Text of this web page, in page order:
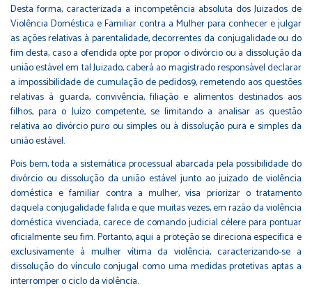
Desta forma, caracterizada a incompetência absoluta dos Juizados de
Violência Doméstica e Familiar contra a Mulher para conhecer e julgar
as ações relativas à parentalidade, decorrentes da conjugalidade ou do
fim desta, caso a ofendida opte por propor o divórcio ou a dissolução da
união estável em tal Juizado, caberá ao magistrado responsável declarar
a impossibilidade de cumulação de pedidos9, remetendo aos questões
relativas à guarda, convivência, filiação e alimentos destinados aos
filhos, para o Juízo competente, se limitando a analisar as questão
relativa ao divórcio puro ou simples ou à dissolução pura e simples da
união estável.
Pois bem, toda a sistemática processual abarcada pela possibilidade do
divórcio ou dissolução da união estável junto ao juizado de violência
doméstica e familiar contra a mulher, visa priorizar o tratamento
daquela conjugalidade falida e que muitas vezes, em razão da violência
doméstica vivenciada, carece de comando judicial célere para pontuar
oficialmente seu fim. Portanto, aqui a proteção se direciona especifica e
exclusivamente à mulher vítima da violência, caracterizando-se a
dissolução do vínculo conjugal como uma medidas protetivas aptas a
interromper o ciclo da violência.